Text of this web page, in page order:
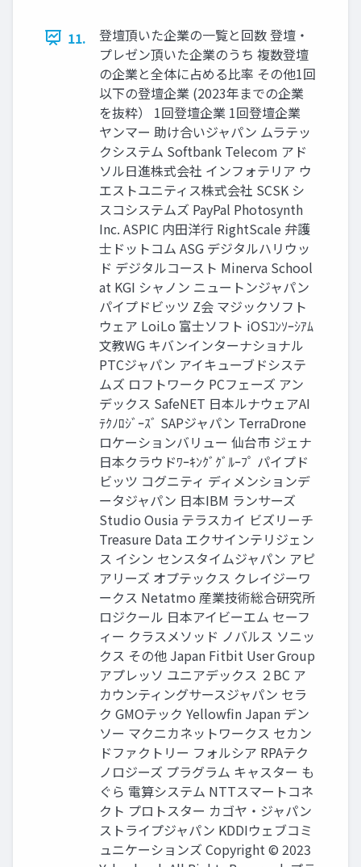
11.
登壇頂いた企業の一覧と回数 登壇・
プレゼン頂いた企業のうち 複数登壇
の企業と全体に占める比率 その他1回
以下の登壇企業 (2023年までの企業
を抜粋） 1回登壇企業 1回登壇企業
ヤンマー 助け合いジャパン ムラテッ
クシステム Softbank Telecom アド
ソル日進株式会社 インフォテリア ウ
エストユニティス株式会社 SCSK シ
スコシステムズ PayPal Photosynth
Inc. ASPIC 内田洋行 RightScale 弁護
士ドットコム ASG デジタルハリウッ
ド デジタルコースト Minerva School
at KGI シャノン ニュートンジャパン
パイプドビッツ Z会 マジックソフト
ウェア LoiLo 富士ソフト iOSｺﾝｿｰｼｱﾑ
文教WG キバンインターナショナル
PTCジャパン アイキューブドシステ
ムズ ロフトワーク PCフェーズ アン
デックス SafeNET 日本ルナウェアAI
ﾃｸﾉﾛｼﾞｰｽﾞ SAPジャパン TerraDrone
ロケーションバリュー 仙台市 ジェナ
日本クラウドﾜｰｷﾝｸﾞｸﾞﾙｰﾌﾟ パイプド
ビッツ コグニティ ディメンションデ
ータジャパン 日本IBM ランサーズ
Studio Ousia テラスカイ ビズリーチ
Treasure Data エクサインテリジェン
ス イシン センスタイムジャパン アピ
アリーズ オプテックス クレイジーワ
ークス Netatmo 産業技術総合研究所
ロジクール 日本アイビーエム セーフ
ィー クラスメソッド ノバルス ソニッ
クス その他 Japan Fitbit User Group
アプレッソ ユニアデックス ２BC ア
カウンティングサースジャパン セラ
ク GMOテック Yellowfin Japan デン
ソー マクニカネットワークス セカン
ドファクトリー フォルシア RPAテク
ノロジーズ プラグラム キャスター も
ぐら 電算システム NTTスマートコネ
クト プロトスター カゴヤ・ジャパン
ストライプジャパン KDDIウェブコミ
ュニケーションズ Copyright © 2023